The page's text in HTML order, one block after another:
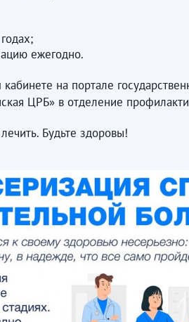
ежегодно.
на портале
ЦРБ» в отделение
Будьте здоровы!